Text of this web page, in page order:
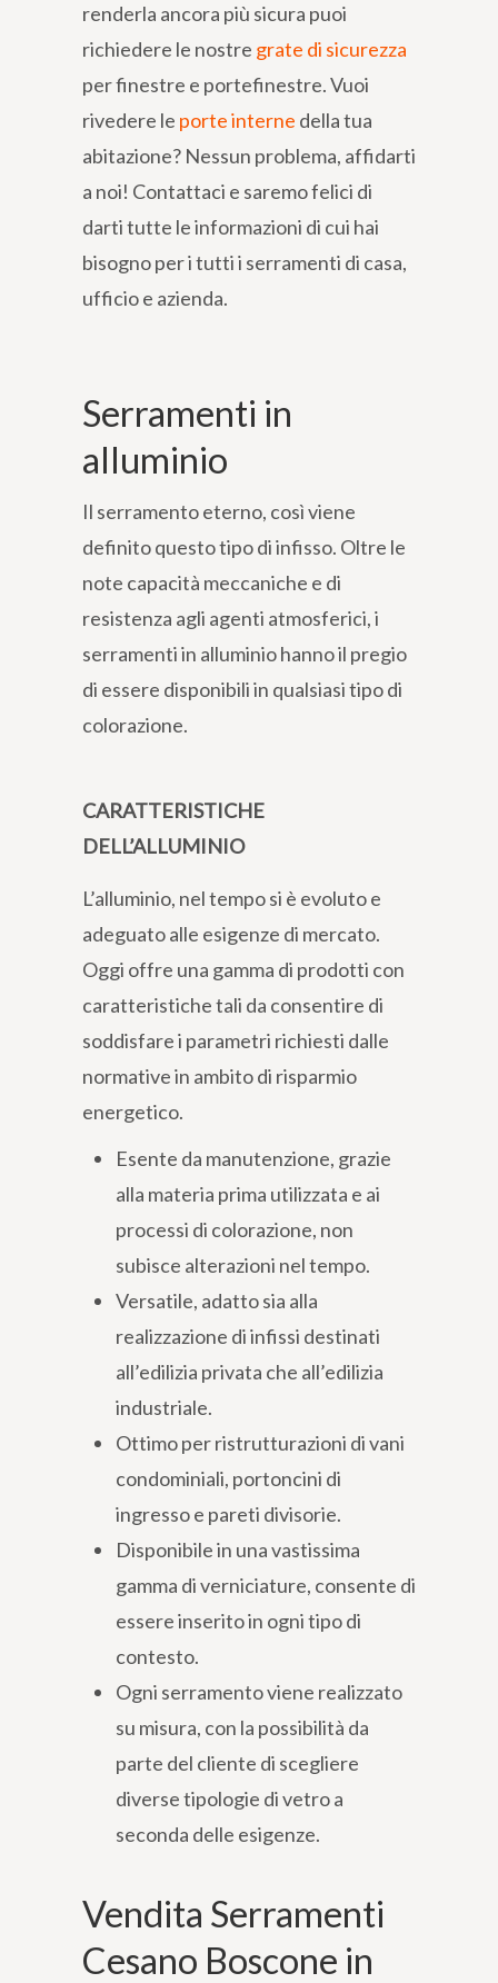
renderla ancora più sicura puoi
richiedere le nostre grate di sicurezza
per finestre e portefinestre. Vuoi
rivedere le porte interne della tua
abitazione? Nessun problema, affidarti
a noi! Contattaci e saremo felici di
darti tutte le informazioni di cui hai
bisogno per i tutti i serramenti di casa,
ufficio e azienda.
Serramenti in
alluminio
Il serramento eterno, così viene
definito questo tipo di infisso. Oltre le
note capacità meccaniche e di
resistenza agli agenti atmosferici, i
serramenti in alluminio hanno il pregio
di essere disponibili in qualsiasi tipo di
colorazione.
CARATTERISTICHE
DELL’ALLUMINIO
L’alluminio, nel tempo si è evoluto e
adeguato alle esigenze di mercato.
Oggi offre una gamma di prodotti con
caratteristiche tali da consentire di
soddisfare i parametri richiesti dalle
normative in ambito di risparmio
energetico.
Esente da manutenzione, grazie
alla materia prima utilizzata e ai
processi di colorazione, non
subisce alterazioni nel tempo.
Versatile, adatto sia alla
realizzazione di infissi destinati
all’edilizia privata che all’edilizia
industriale.
Ottimo per ristrutturazioni di vani
condominiali, portoncini di
ingresso e pareti divisorie.
Disponibile in una vastissima
gamma di verniciature, consente di
essere inserito in ogni tipo di
contesto.
Ogni serramento viene realizzato
su misura, con la possibilità da
parte del cliente di scegliere
diverse tipologie di vetro a
seconda delle esigenze.
Vendita Serramenti
Cesano Boscone in